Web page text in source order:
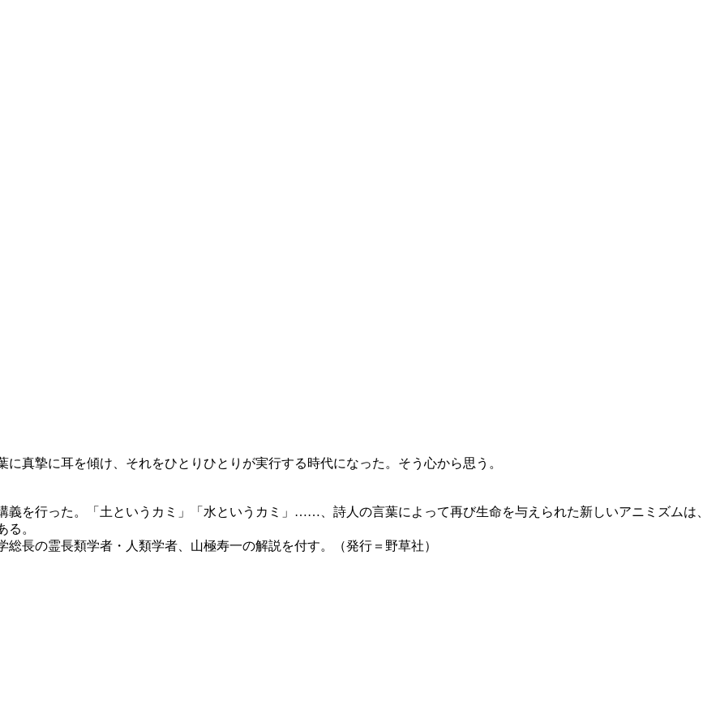
真摯に耳を傾け、それをひとりひとりが実行する時代になった。そう心から思う。
義を行った。「土というカミ」「水というカミ」……、詩人の言葉によって再び生命を与えられた新しいアニミズムは、
。
長の霊長類学者・人類学者、山極寿一の解説を付す。（発行＝野草社）